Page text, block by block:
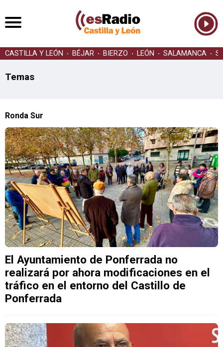
CASTILLA Y LEÓN BÉJAR BIERZO LEÓN SALAMANCA
Temas
Ronda Sur
El Ayuntamiento de Ponferrada no
realizará por ahora modificaciones en el
tráfico en el entorno del Castillo de
Ponferrada